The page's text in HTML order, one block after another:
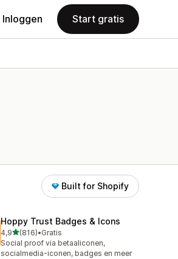
Inloggen Start gratis
Built for Shopify
Hoppy Trust Badges & Icons
4,9van 5 sterren
(816)
816 recensies in totaal
•Gratis
Social proof via betaaliconen,
socialmedia-iconen, badges en meer